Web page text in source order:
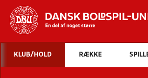
INDHOLD
KLUB/HOLD RÆKKE